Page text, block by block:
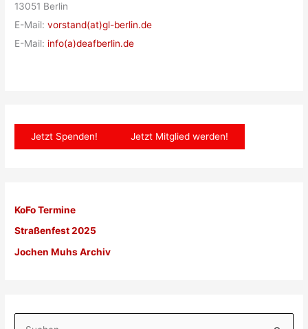
13051 Berlin
E-Mail:vorstand(at)gl-berlin.de
E-Mail: info(a)deafberlin.de
Jetzt Spenden! Jetzt Mitglied werden!
KoFo Termine
Straßenfest 2025
Jochen Muhs Archiv